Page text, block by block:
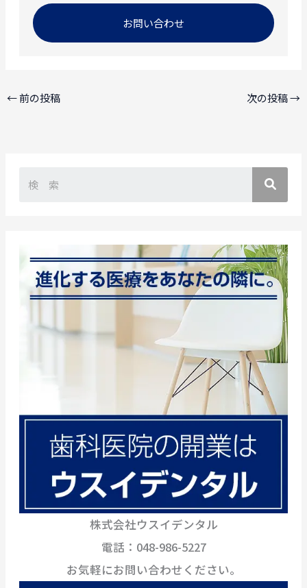
お問い合わせ
←前の投稿 次の投稿→
株式会社ウスイデンタル
電話：048-986-5227
お気軽にお問い合わせください。